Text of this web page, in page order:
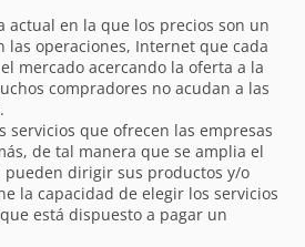
actual en la que los precios son un
operaciones, Internet que cada
mercado acercando la oferta a la
compradores no acudan a las
servicios que ofrecen las empresas
de tal manera que se amplia el
dirigir sus productos y/o
la capacidad de elegir los servicios
está dispuesto a pagar un